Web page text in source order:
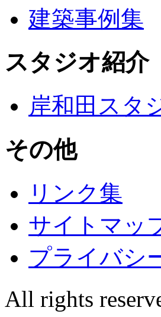
建築事例集
スタジオ紹介
岸和田スタ
その他
リンク集
サイトマッ
プライバシ
All rights